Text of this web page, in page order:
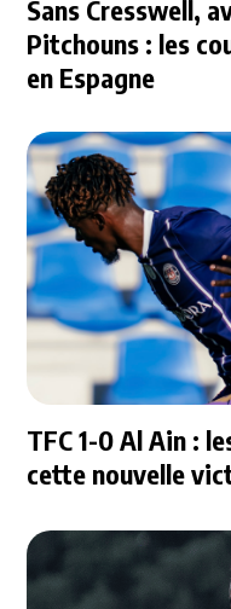
Sans Cresswell,
Pitchouns : les
en Espagne
TFC 1-0 Al Ain :
cette nouvelle